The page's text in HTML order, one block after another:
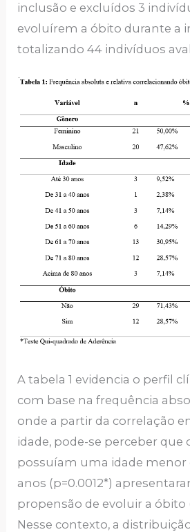
inclusão e excluídos 3
evoluírem a óbito durante a
totalizando 44 indivíduos
A tabela 1 evidencia o perfil
com base na frequência
onde a partir da correlação
idade, pode-se perceber que
possuíam uma idade menor
anos (p=0.0012*)
propensão de evoluir a óbito
Nesse contexto, a